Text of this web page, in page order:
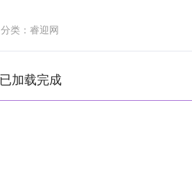
分类： 睿迎网
加载完成